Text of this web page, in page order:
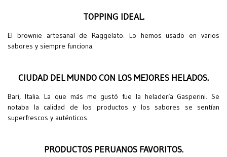
TOPPING IDEAL.
El brownie artesanal de Raggelato. Lo hemos usado en varios
sabores y siempre funciona.
CIUDAD DEL MUNDO CON LOS MEJORES HELADOS.
Bari, Italia. La que más me gustó fue la heladería Gasperini. Se
notaba la calidad de los productos y los sabores se sentían
superfrescos y auténticos.
PRODUCTOS PERUANOS FAVORITOS.